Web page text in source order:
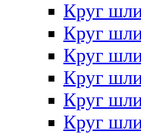
Круг
Круг
Круг
Круг
Круг
Круг